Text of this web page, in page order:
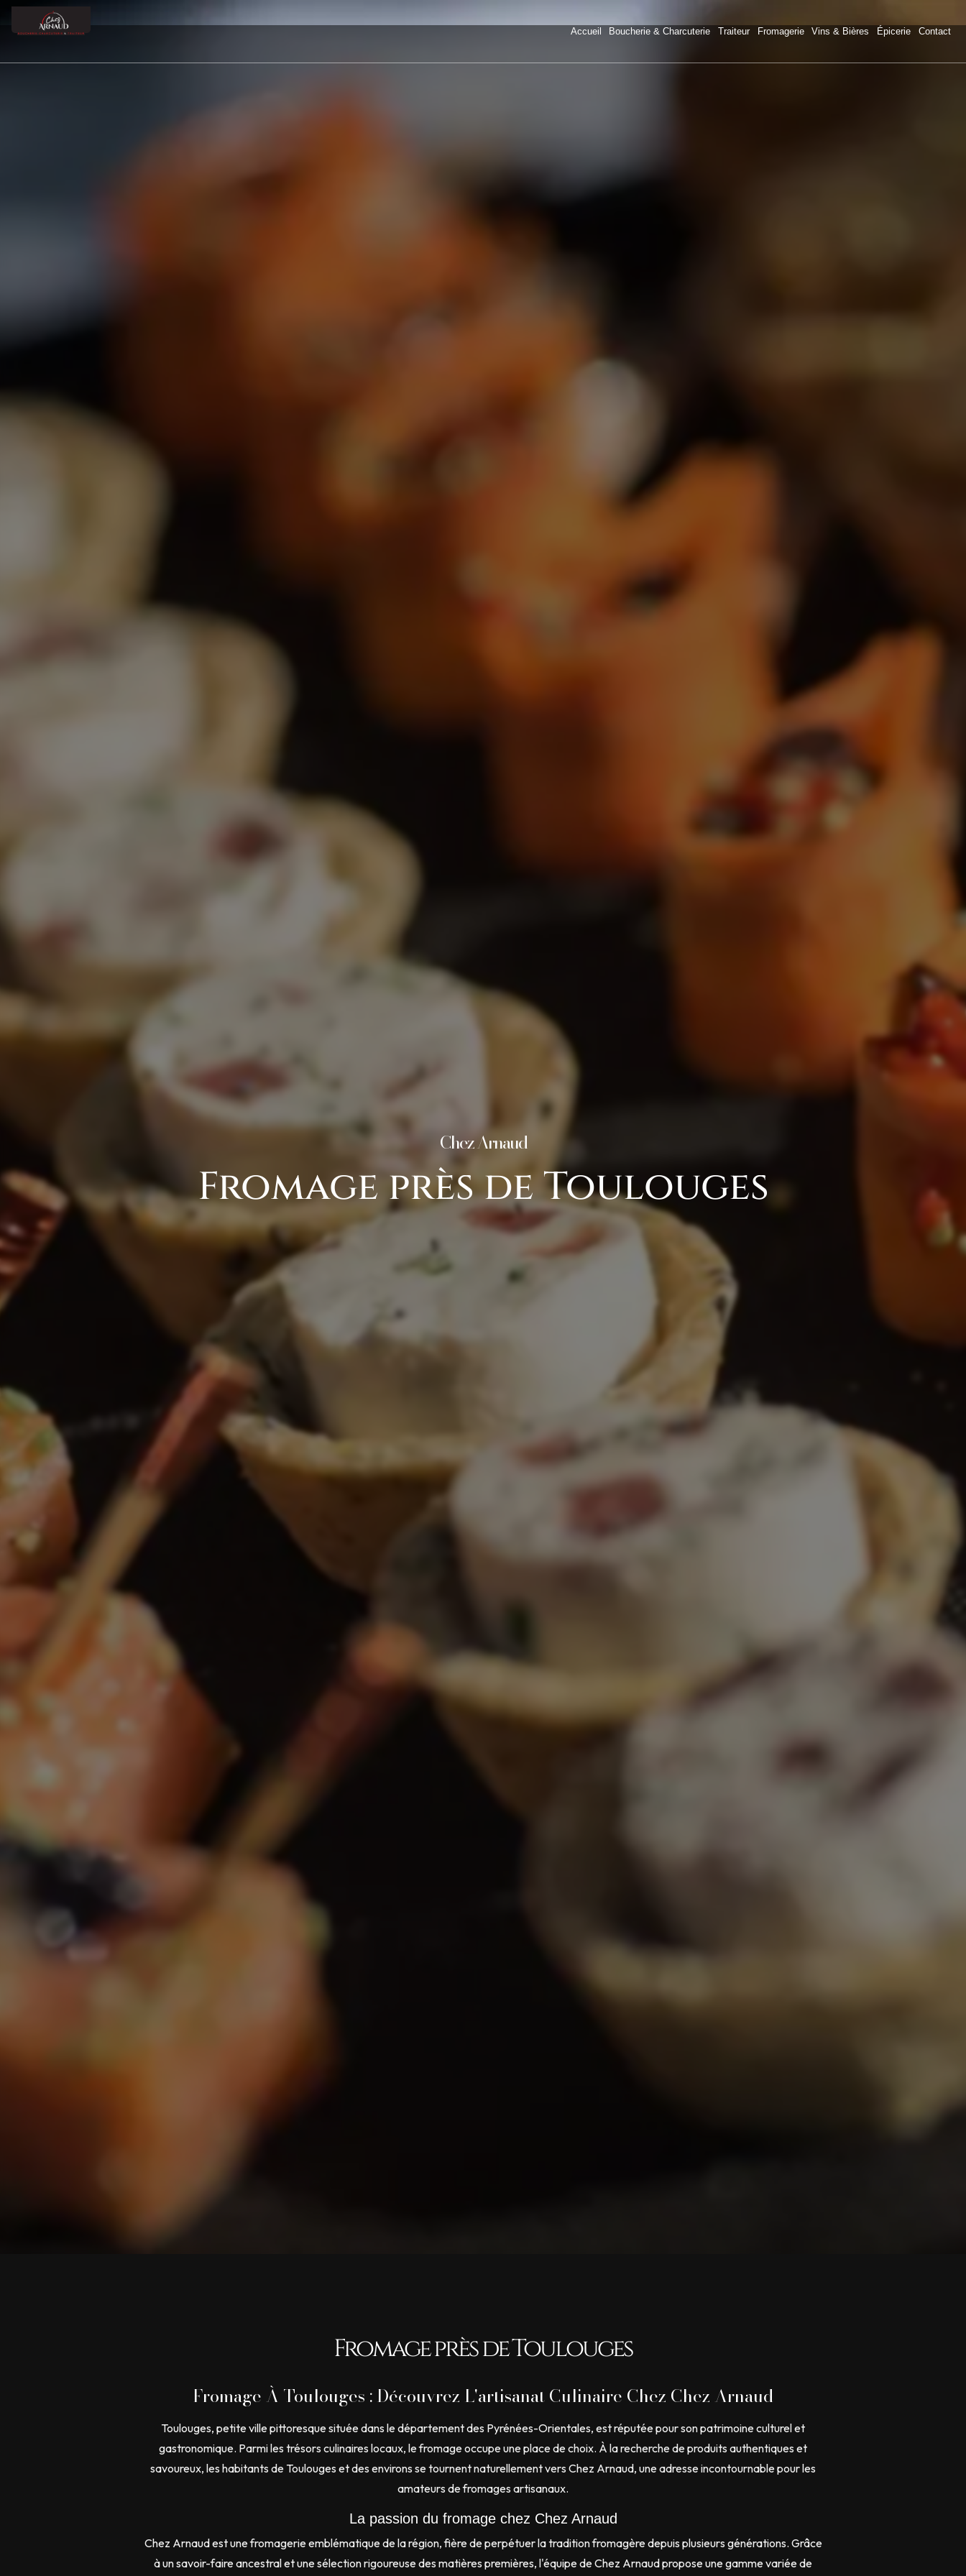
Accueil Boucherie & Charcuterie Traiteur Fromagerie Vins & Bières Épicerie Contact
Fromage près de Toulouges
Chez Arnaud
Fromage près de Toulouges
Fromage À Toulouges : Découvrez L'artisanat Culinaire Chez Chez Arnaud
Toulouges, petite ville pittoresque située dans le département des Pyrénées-Orientales, est réputée pour son patrimoine culturel et
gastronomique. Parmi les trésors culinaires locaux, le fromage occupe une place de choix. À la recherche de produits authentiques et
savoureux, les habitants de Toulouges et des environs se tournent naturellement vers Chez Arnaud, une adresse incontournable pour les
amateurs de fromages artisanaux.
La passion du fromage chez Chez Arnaud
Chez Arnaud est une fromagerie emblématique de la région, fière de perpétuer la tradition fromagère depuis plusieurs générations. Grâce
à un savoir-faire ancestral et une sélection rigoureuse des matières premières, l'équipe de Chez Arnaud propose une gamme variée de
Panneau de gestion des cookies